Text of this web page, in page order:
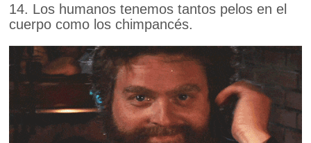
14. Los humanos tenemos tantos pelos en el
cuerpo como los chimpancés.